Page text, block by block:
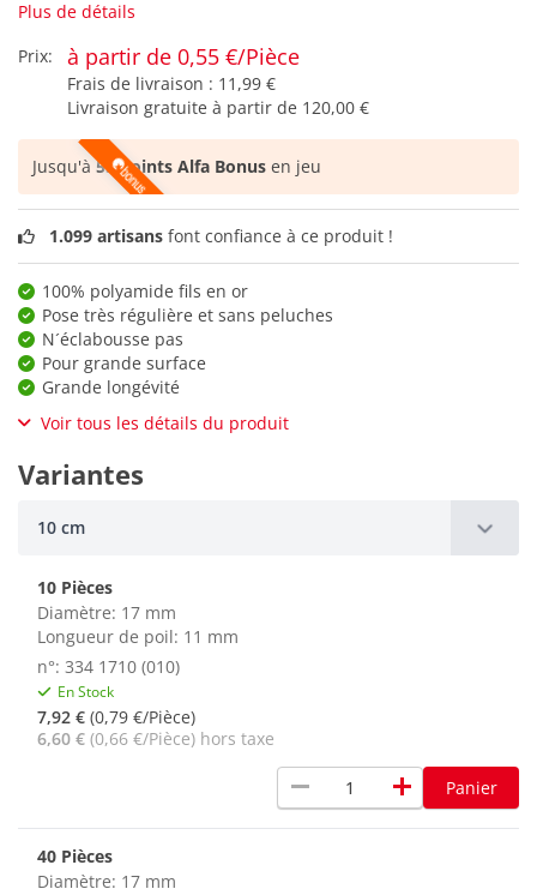
Plus de détails
Prix:
à partir de 0,55 €/Pièce
Frais de livraison : 11,99 €
Livraison gratuite à partir de 120,00 €
Jusqu'à55 points Alfa Bonus en jeu
1.099 artisans font confiance à ce produit !
100% polyamide fils en or
Pose très régulière et sans peluches
N´éclabousse pas
Pour grande surface
Grande longévité
Voir tous les détails du produit
Variantes
10 cm
10 Pièces
Diamètre: 17 mm
Longueur de poil: 11 mm
n°: 334 1710 (010)
En Stock
7,92 € (0,79 €/Pièce)
6,60 € (0,66 €/Pièce) hors taxe
remove add Panier
40 Pièces
Diamètre: 17 mm